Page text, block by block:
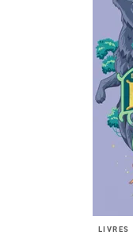
LIVRES